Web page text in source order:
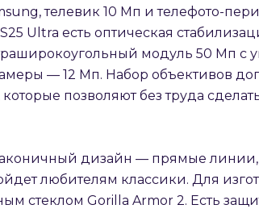
телевик 10 Мп и телефото-
Ultra есть оптическая
модуль 50 Мп с
— 12 Мп. Набор объективов
позволяют без труда
дизайн — прямые
любителям классики. Для
стеклом Gorilla Armor 2. Есть